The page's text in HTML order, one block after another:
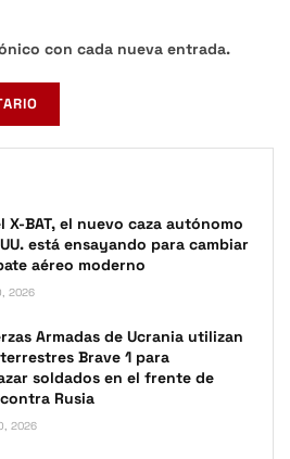
con cada nueva entrada.
X-BAT, el nuevo caza autónomo
está ensayando para cambiar
aéreo moderno
2026
Armadas de Ucrania utilizan
Brave 1 para
soldados en el frente de
Rusia
2026